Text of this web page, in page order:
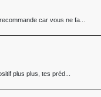
car vous ne fa...
plus plus, tes préd...